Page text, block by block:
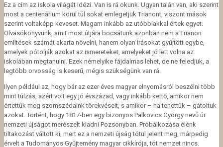
Ez a cím az iskola világát idézi. Van is rá okunk. Ugyan talán van, aki szerint
most a centenárium körül túl sokat emlegetjük Trianont, viszont mások
szerint voltaképp keveset. Magam inkább az utóbbiakkal értek egyet.
Olvasókönyvünk, amit most útjára bocsátunk azonban nem a Trianon
említések számát akarta növelni, hanem olyan írásokat gyűjtött egybe,
amelyek pótolják azokat az ismereteket, amelyeket jó lett volna az
iskolában megtanulni. Ezek némelyike fájdalmas lehet, de ne feledjük, a
legtöbb orvosság is keserű, mégis szükségünk van rá.
Ilyen például az, hogy bár az ezer éves magyar elnyomásról beszélni több
mint túlzás, azért volt egy jó évszázad, vagy inkább kettő, amikor nem
értettük meg szomszédaink törekvéseit, s amikor – ha tehettük – gátoltuk
azokat. Történt, hogy 1817-ben egy bizonyos Palkovics György nevű úr
nemzeti újságot merészelt kiadni Pozsonyban. Próbálkozása élénk
tiltakozást váltott ki, mert ez a nemzeti újság tótul jelent meg, márpedig
érvelt a Tudományos Gyűjtemény magyar cikkírója, tót nemzet nincs.